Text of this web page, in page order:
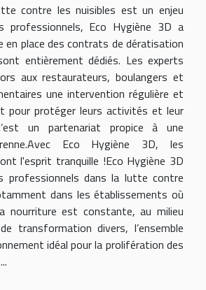
contre les nuisibles est un enjeu
professionnels, Eco Hygiène 3D a
en place des contrats de dératisation
entièrement dédiés. Les experts
aux restaurateurs, boulangers et
une intervention régulière et
pour protéger leurs activités et leur
un partenariat propice à une
Eco Hygiène 3D, les
l'esprit tranquille !Eco Hygiène 3D
professionnels dans la lutte contre
dans les établissements où
nourriture est constante, au milieu
transformation divers, l’ensemble
idéal pour la prolifération des